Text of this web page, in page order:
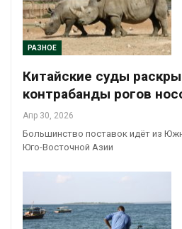
РАЗНОЕ
Китайские суды
контрабанды рогов
Апр 30, 2026
Большинство поставок идёт из
Юго-Восточной Азии